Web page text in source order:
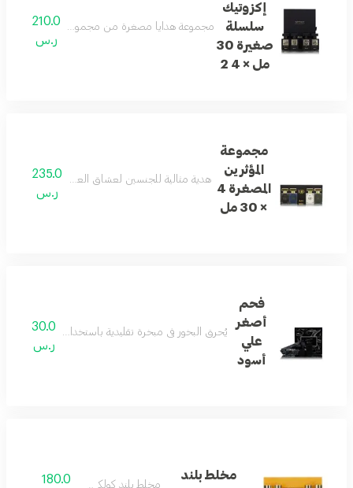
إكزوتيك
سلسلة
صغيرة 30
مل × 4 2
مجموعة هدايا مصغرة من مجموعة إكزوتيك، تضمّ أفضل
210.0
ر.س
مجموعة
المؤثرين
المصغرة 4
× 30 مل
هدية مثالية للجنسين لعشاق العطور! تحتوي المجموعة على 4 بخور مصغرة ساحرة، كل منها يفوح
235.0
ر.س
فحم
أصغر
علي
أسود
يُحرق البخور في مبخرة تقليدية باستخدام فحم الخشب
30.0
ر.س
مخلط بلند
مخلط بلند كولكشن
180.0